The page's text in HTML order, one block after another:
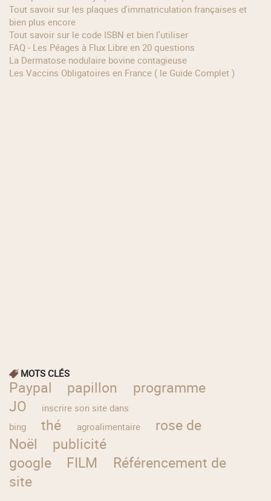
Tout savoir sur les plaques d'immatriculation françaises et
bien plus encore
Tout savoir sur le code ISBN et bien l'utiliser
FAQ - Les Péages à Flux Libre en 20 questions
La Dermatose nodulaire bovine contagieuse
Les Vaccins Obligatoires en France ( le Guide Complet )
MOTS CLÉS
Paypal papillon
programme
JO
inscrire son site dans
bing
thé agroalimentaire
rose de
Noël
publicité
google
FILM
Référencement de
site